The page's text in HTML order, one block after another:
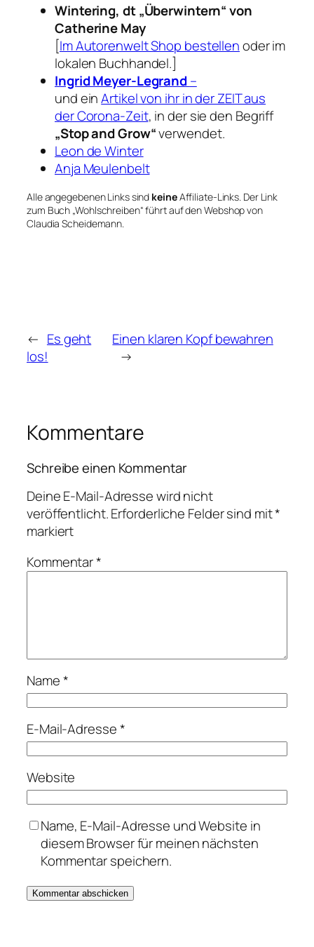
Wintering, dt „Überwintern“ von
Catherine May
[Im Autorenwelt Shop bestellenoder im
lokalen Buchhandel.]
Ingrid Meyer-Legrand–
und einArtikel von ihr in der ZEIT aus
der Corona-Zeit, in der sie den Begriff
„Stop and Grow“verwendet.
Leon de Winter
Anja Meulenbelt
Alle angegebenen Links sind keineAffiliate-Links. Der Link
zum Buch „Wohlschreiben“ führt auf den Webshop von
Claudia Scheidemann.
← Es geht
los!
Einen klaren Kopf bewahren
→
Kommentare
Schreibe einen Kommentar
Deine E-Mail-Adresse wird nicht
veröffentlicht.Erforderliche Felder sind mit*
markiert
Kommentar*
Name*
E-Mail-Adresse*
Website
Name, E-Mail-Adresse und Website in
diesem Browser für meinen nächsten
Kommentar speichern.